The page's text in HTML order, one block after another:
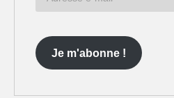
Je m'abonne !